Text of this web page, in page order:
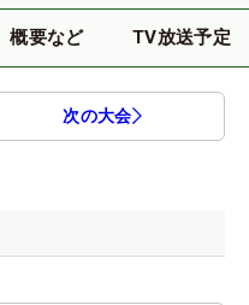
概要など TV放送予定
次の大会